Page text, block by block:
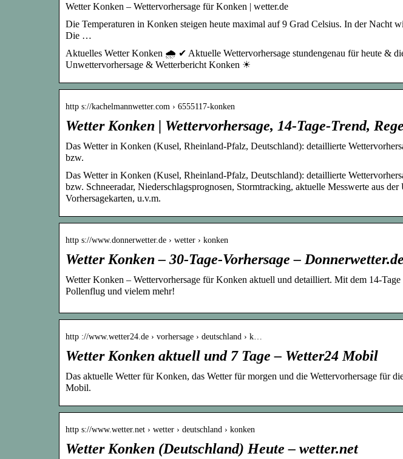
Wetter Konken – Wettervorhersage für Konken | wetter.de
Die Temperaturen in Konken steigen heute maximal auf 9 Grad Celsius. In der Nacht
Die …
Aktuelles Wetter Konken 🌧️ ✔ Aktuelle Wettervorhersage stundengenau für heute &
Unwettervorhersage & Wetterbericht Konken ☀
http s://kachelmannwetter.com › 6555117-konken
Wetter Konken | Wettervorhersage, 14-Tage-Trend,
Das Wetter in Konken (Kusel, Rheinland-Pfalz, Deutschland): detaillierte
bzw.
Das Wetter in Konken (Kusel, Rheinland-Pfalz, Deutschland): detaillierte
bzw. Schneeradar, Niederschlagsprognosen, Stormtracking, aktuelle Messwerte aus
Vorhersagekarten, u.v.m.
http s://www.donnerwetter.de › wetter › konken
Wetter Konken – 30-Tage-Vorhersage – Donnerwetter.de
Wetter Konken – Wettervorhersage für Konken aktuell und detailliert. Mit dem 14-
Pollenflug und vielem mehr!
http ://www.wetter24.de › vorhersage › deutschland › k…
Wetter Konken aktuell und 7 Tage – Wetter24 Mobil
Das aktuelle Wetter für Konken, das Wetter für morgen und die Wettervorhersage für
Mobil.
http s://www.wetter.net › wetter › deutschland › konken
Wetter Konken (Deutschland) Heute – wetter.net